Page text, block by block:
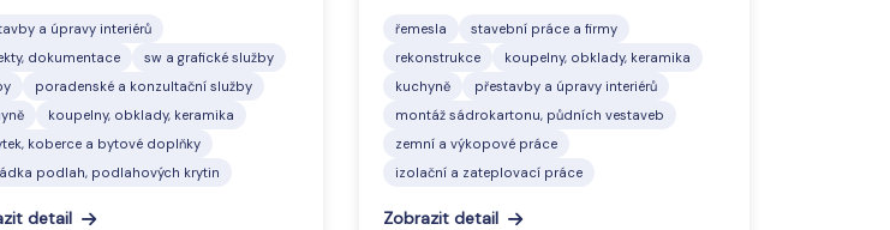
a úpravy interiérů
dokumentace
sw a grafické služby
poradenské a konzultační služby
koupelny, obklady, keramika
koberce a bytové doplňky
podlah, podlahových krytin
detail
řemesla
stavební práce a firmy
rekonstrukce
koupelny, obklady, keramika
kuchyně
přestavby a úpravy interiérů
montáž sádrokartonu, půdních vestaveb
zemní a výkopové práce
izolační a zateplovací práce
Zobrazit detail